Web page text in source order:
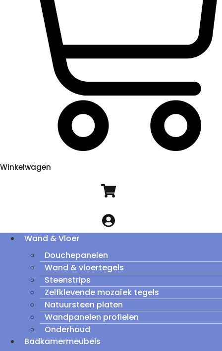
Winkelwagen
Wand & Vloer
Douchepanelen
Wand & vloertegels
Steenstrips
Zelfklevende mozaïek tegels
Natuursteen platen
Wandpanelen profielen
Onderhoud
Badkamermeubels